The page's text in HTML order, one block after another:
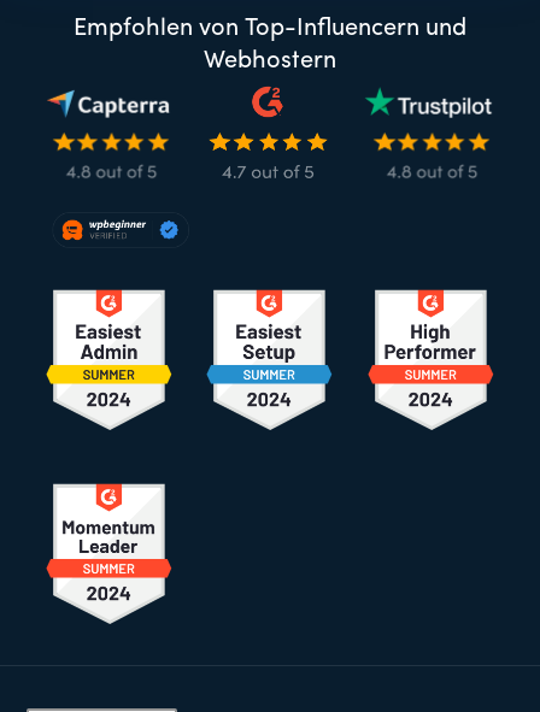
Empfohlen von Top-Influencern und
Webhostern